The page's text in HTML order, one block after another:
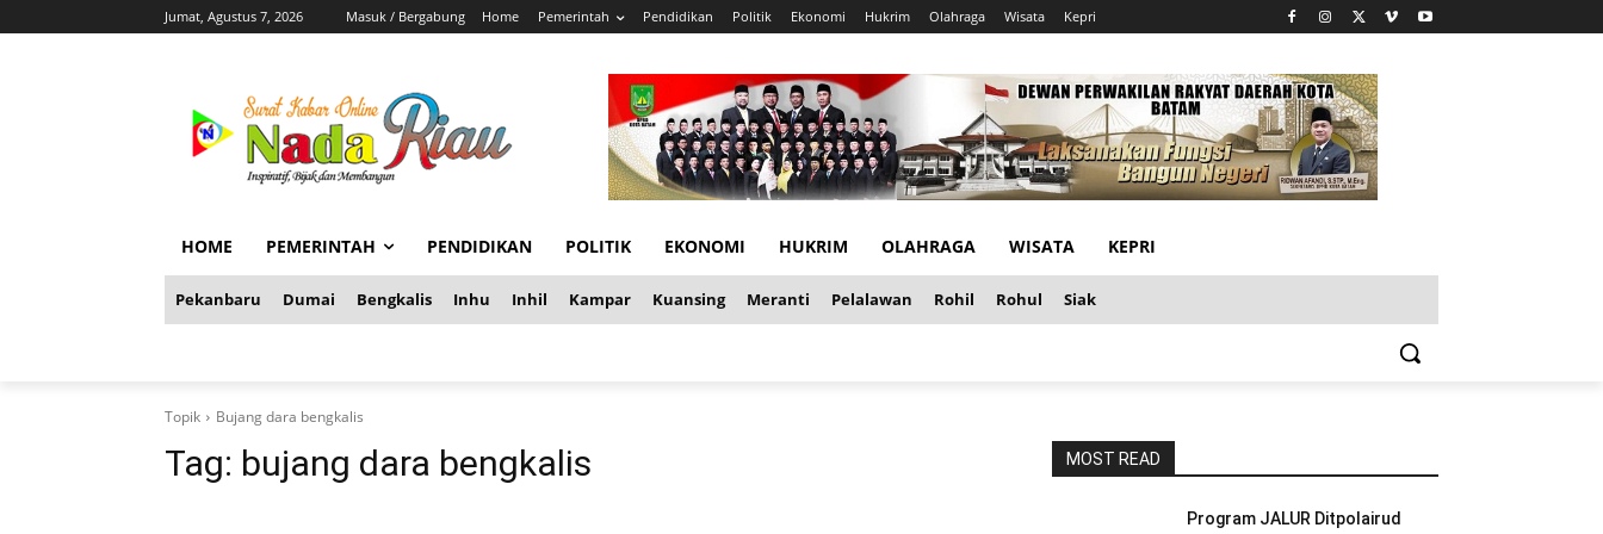
Jumat, Agustus 7, 2026 Masuk / Bergabung Home Pemerintah Pendidikan Politik Ekonomi Hukrim Olahraga Wisata Kepri
HOME PEMERINTAH PENDIDIKAN POLITIK EKONOMI HUKRIM OLAHRAGA WISATA KEPRI
Pekanbaru Dumai Bengkalis Inhu Inhil Kampar Kuansing Meranti Pelalawan Rohil Rohul Siak
Topik Bujang dara bengkalis
Tag: bujang dara bengkalis MOST READ
Program JALUR Ditpolairud